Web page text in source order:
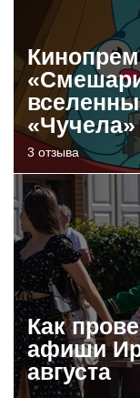
«Чучела»
3 отзыва
Как
афиши
августа